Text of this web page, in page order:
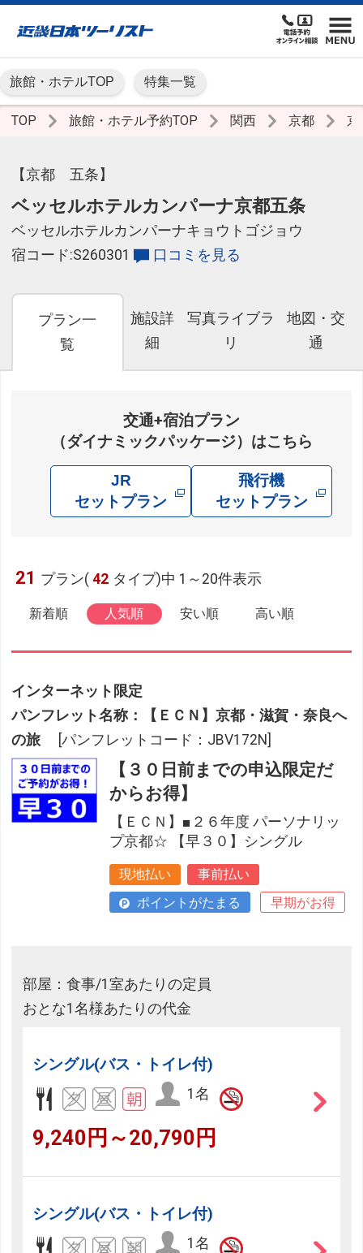
旅館・ホテルTOP 特集一覧
TOP 旅館・ホテル予約TOP 関西 京都 京
【京都 五条】
ベッセルホテルカンパーナ京都五条
ベッセルホテルカンパーナキョウトゴジョウ
宿コード:S260301
口コミを見る
プラン一
覧
施設詳
細
写真ライブラ
リ
地図・交
通
交通+宿泊プラン
（ダイナミックパッケージ）はこちら
JR
セットプラン
飛行機
セットプラン
21 プラン( 42 タイプ)中 1～20件表示
新着順 人気順 安い順 高い順
インターネット限定
パンフレット名称：【ＥＣＮ】京都・滋賀・奈良へ
の旅
[パンフレットコード：JBV172N]
【３０日前までの申込限定だ
からお得】
【ＥＣＮ】■２６年度 パーソナリッ
プ京都☆ 【早３０】シングル
現地払い
事前払い
ポイントがたまる
早期がお得
部屋：食事/1室あたりの定員
おとな1名様あたりの代金
シングル(バス・トイレ付)
1名
9,240円～20,790円
シングル(バス・トイレ付)
1名